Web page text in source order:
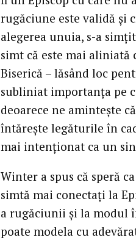
rugăciune este validă și
alegerea unuia, s-a
simt că este mai
Biserică – lăsând loc
subliniat importanța pe
deoarece ne amintește
întărește legăturile în
mai intenționat ca un
Winter a spus că speră
simtă mai conectați la
a rugăciunii și la modul
poate modela cu